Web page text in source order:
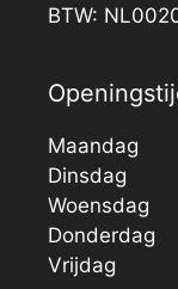
BTW:
Maandag
Dinsdag
Woensdag
Donderdag
Vrijdag